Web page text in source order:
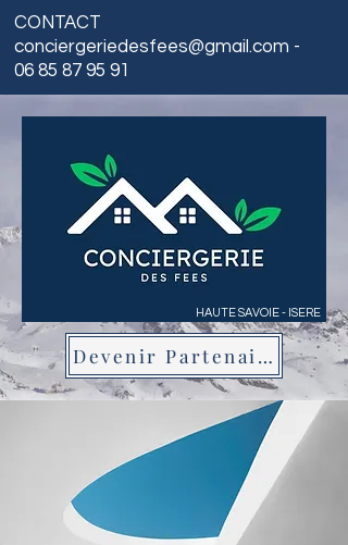
CONTACT
conciergeriedesfees@gmail.com -
06 85 87 95 91
HAUTE SAVOIE - ISERE
Devenir Partenaire